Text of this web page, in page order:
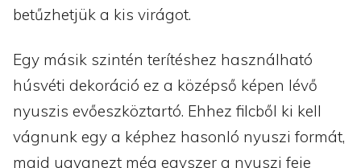
betűzhetjük a kis virágot.
Egy másik szintén terítéshez használható
húsvéti dekoráció ez a középső képen lévő
nyuszis evőeszköztartó. Ehhez filcből ki kell
vágnunk egy a képhez hasonló nyuszi formát,
majd ugyanezt még egyszer a nyuszi feje